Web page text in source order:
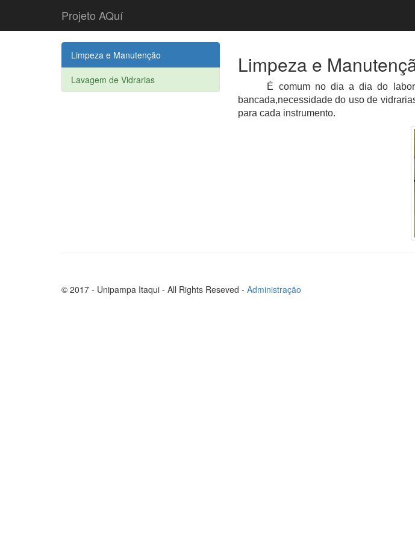
Projeto AQuí
Limpeza e Manutenção
Lavagem de Vidrarias
Limpeza e
É comum no dia a dia do
bancada,necessidade do uso de
para cada instrumento.
© 2017 - Unipampa Itaqui - All Rights Reseved - Administração